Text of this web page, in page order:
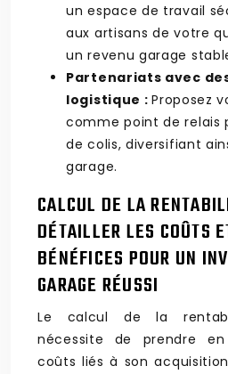
un espace de travail
aux artisans de votre
un revenu garage
Partenariats avec
logistique :Proposez
comme point de relais
de colis, diversifiant
garage.
CALCUL DE LA
DÉTAILLER LES COÛTS
BÉNÉFICES POUR UN
GARAGE RÉUSSI
Le calcul de la
nécessite de prendre
coûts liés à son